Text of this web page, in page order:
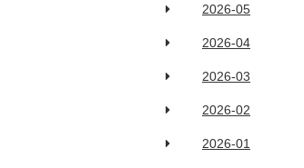
2026-05
2026-04
2026-03
2026-02
2026-01